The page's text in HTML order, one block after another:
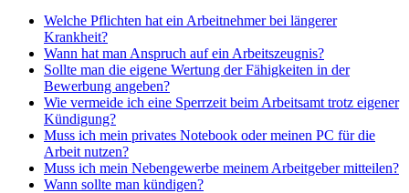
Welche Pflichten hat ein Arbeitnehmer bei längerer
Krankheit?
Wann hat man Anspruch auf ein Arbeitszeugnis?
Sollte man die eigene Wertung der Fähigkeiten in der
Bewerbung angeben?
Wie vermeide ich eine Sperrzeit beim Arbeitsamt trotz eigener
Kündigung?
Muss ich mein privates Notebook oder meinen PC für die
Arbeit nutzen?
Muss ich mein Nebengewerbe meinem Arbeitgeber mitteilen?
Wann sollte man kündigen?